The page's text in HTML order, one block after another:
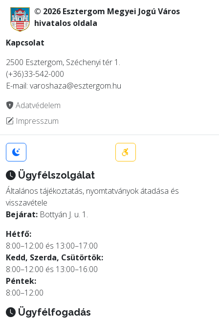
© 2026 Esztergom Megyei Jogú Város
hivatalos oldala
Kapcsolat
2500 Esztergom, Széchenyi tér 1.
(+36)33-542-000
E-mail: varoshaza@esztergom.hu
Adatvédelem
Impresszum
Ügyfélszolgálat
Általános tájékoztatás, nyomtatványok átadása és
visszavétele
Bejárat: Bottyán J. u. 1.
Hétfő:
8:00–12:00 és 13:00–17:00
Kedd, Szerda, Csütörtök:
8:00–12:00 és 13:00–16:00
Péntek:
8:00–12:00
Ügyfélfogadás